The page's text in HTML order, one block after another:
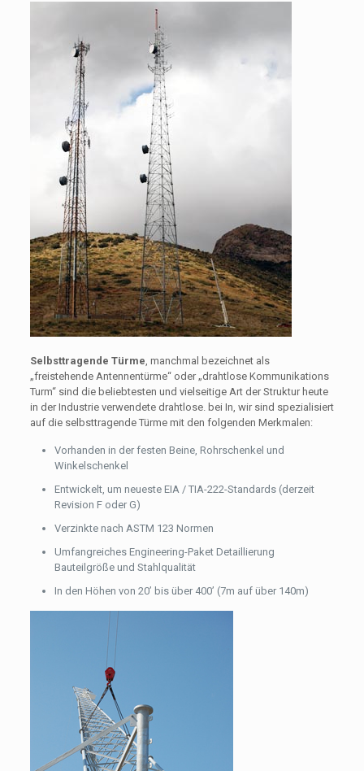
Selbsttragende Türme , manchmal bezeichnet als
„freistehende Antennentürme“ oder „drahtlose Kommunikations
Turm“ sind die beliebtesten und vielseitige Art der Struktur heute
in der Industrie verwendete drahtlose. bei In, wir sind spezialisiert
auf die selbsttragende Türme mit den folgenden Merkmalen:
Vorhanden in der festen Beine, Rohrschenkel und
Winkelschenkel
Entwickelt, um neueste EIA / TIA-222-Standards (derzeit
Revision F oder G)
Verzinkte nach ASTM 123 Normen
Umfangreiches Engineering-Paket Detaillierung
Bauteilgröße und Stahlqualität
In den Höhen von 20’ bis über 400’ (7m auf über 140m)